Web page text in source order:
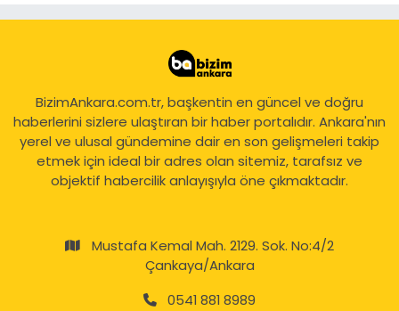
BizimAnkara.com.tr, başkentin en güncel ve doğru
haberlerini sizlere ulaştıran bir haber portalıdır. Ankara'nın
yerel ve ulusal gündemine dair en son gelişmeleri takip
etmek için ideal bir adres olan sitemiz, tarafsız ve
objektif habercilik anlayışıyla öne çıkmaktadır.
Mustafa Kemal Mah. 2129. Sok. No:4/2
Çankaya/Ankara
0541 881 8989